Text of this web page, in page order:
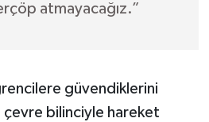
atmayacağız.”
güvendiklerini
bilinciyle hareket